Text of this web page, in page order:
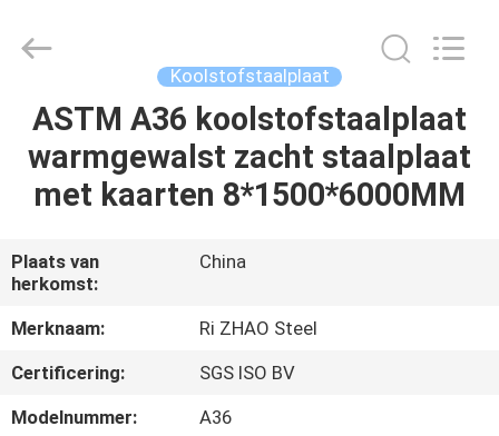
HUIS
PRODUCTEN
ONGEVEER
ONS
FABRIEKSREIS
INDUSTRIAL
LIMITED.
Reserved.
Koolstofstaalplaat
ASTM A36 koolstofstaalplaat
warmgewalst zacht staalplaat
met kaarten 8*1500*6000MM
Plaats van
herkomst:
China
Merknaam:
Ri ZHAO Steel
Certificering:
SGS ISO BV
Modelnummer:
A36